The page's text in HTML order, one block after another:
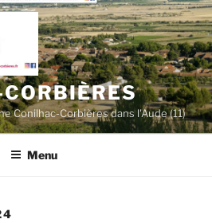
Conilhac-Corbières dans l'Aude (11)
Menu